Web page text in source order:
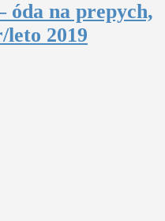
óda na prepych,
2019